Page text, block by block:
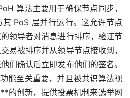
算法主要用于确保节点同步，
PoS 层并行运行。这允许节点
领导者对消息进行排序，验证节
易被排序并从领导节点接收到，
们确认后立即发布他们的签名。
能至关重要，并且被共识算法视
的创新，提供投票机制来选举网